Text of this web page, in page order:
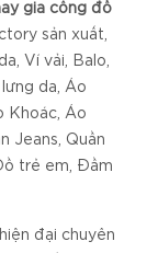
gia công đồ
sản xuất,
Ví vải, Balo,
lưng da, Áo
Khoác, Áo
Jeans, Quần
trẻ em, Đầm
đại chuyên